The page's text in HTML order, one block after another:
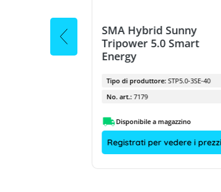
SMA Hybrid Sunny
Tripower 5.0 Smart
Energy
Tipo di produttore:STP5.0-3SE-40
No. art.:7179
Disponibile a magazzino
Registrati per vedere i prezzi